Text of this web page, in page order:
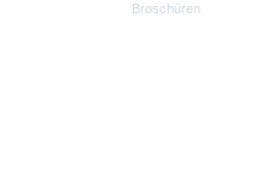
Broschüren